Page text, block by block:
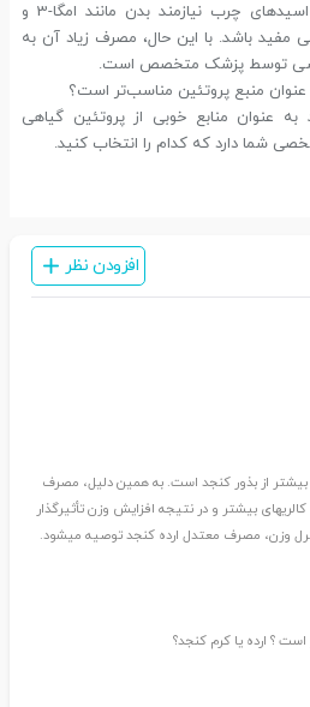
بله، ارده کنجد به دلیل حاوی اسیدهای چرب نیازمند بدن مانند امگا-3 و
قلبی مفید باشد. با این حال، مصرف زیاد آن به
توسط پزشک متخصص است.
عنوان منابع خوبی از پروتئین گیاهی
شما دارد که کدام را انتخاب کنید.
افزودن نظر
بیشتر از بذور کنجد است. به همین دلیل، مصرف
بیشتر و در نتیجه افزایش وزن تأثیرگذار
وزن، مصرف معتدل ارده کنجد توصیه میشود.
؟ ارده یا کرم کنجد؟